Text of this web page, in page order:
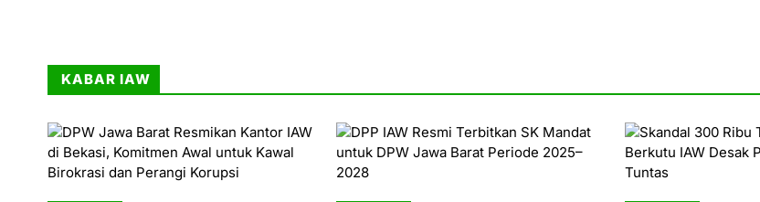
KABAR IAW